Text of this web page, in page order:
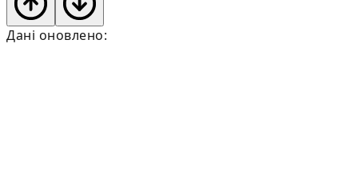
Дані оновлено: